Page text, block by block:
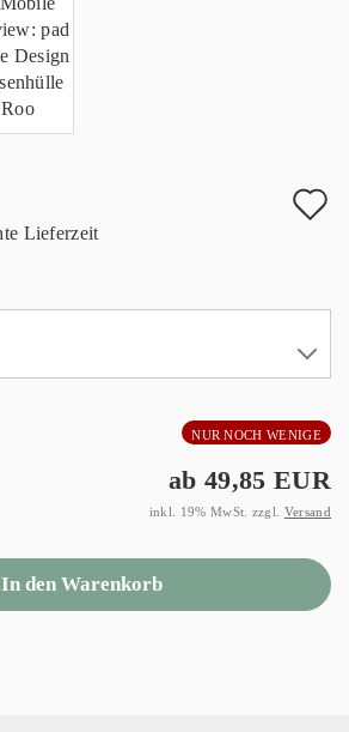
NUR NOCH WENIGE
ab 49,85 EUR
inkl. 19% MwSt. zzgl. Versand
In den Warenkorb